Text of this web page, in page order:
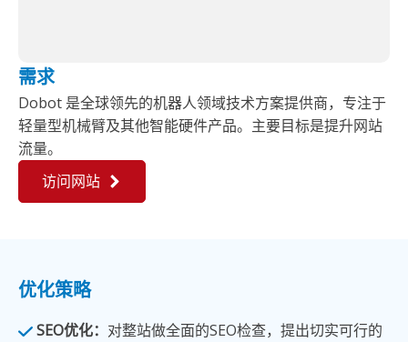
需求
Dobot 是全球领先的机器人领域技术方案提供商，专注于
轻量型机械臂及其他智能硬件产品。主要目标是提升网站
流量。
访问网站
优化策略
SEO优化： 对整站做全面的SEO检查，提出切实可行的